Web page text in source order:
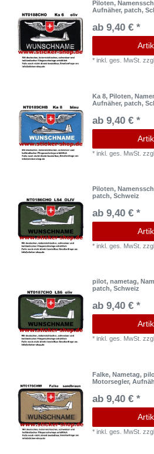
Piloten,
Aufnäher, patch,
ab 9,40 € *
*inkl. ges. MwSt.
Ka 8, Piloten,
Aufnäher, patch,
ab 9,40 € *
*inkl. ges. MwSt.
Piloten,
patch, Schweiz
ab 9,40 € *
*inkl. ges. MwSt.
pilot, nametag,
patch, Schweiz
ab 9,40 € *
*inkl. ges. MwSt.
Falke, Nametag,
Motorsegler,
ab 9,40 € *
*inkl. ges. MwSt.